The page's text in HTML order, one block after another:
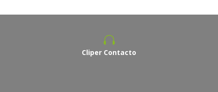
Cliper Contacto